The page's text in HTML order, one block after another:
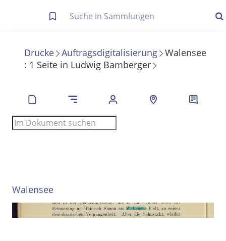
Letzte Trefferliste
Die letzte Trefferliste besteht aus Ihrer letzten Suche, samt
Anzeigen
Zuletzt gesucht
Info zu Suchanfragen
Drucke Auftragsdigitalisierung
Walensee
: 1 Seite in Ludwig Bamberger
Walensee